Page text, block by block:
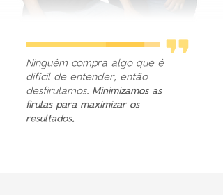
Ninguém compra algo que é
difícil de entender, então
desfirulamos. Minimizamos as
firulas para maximizar os
resultados.